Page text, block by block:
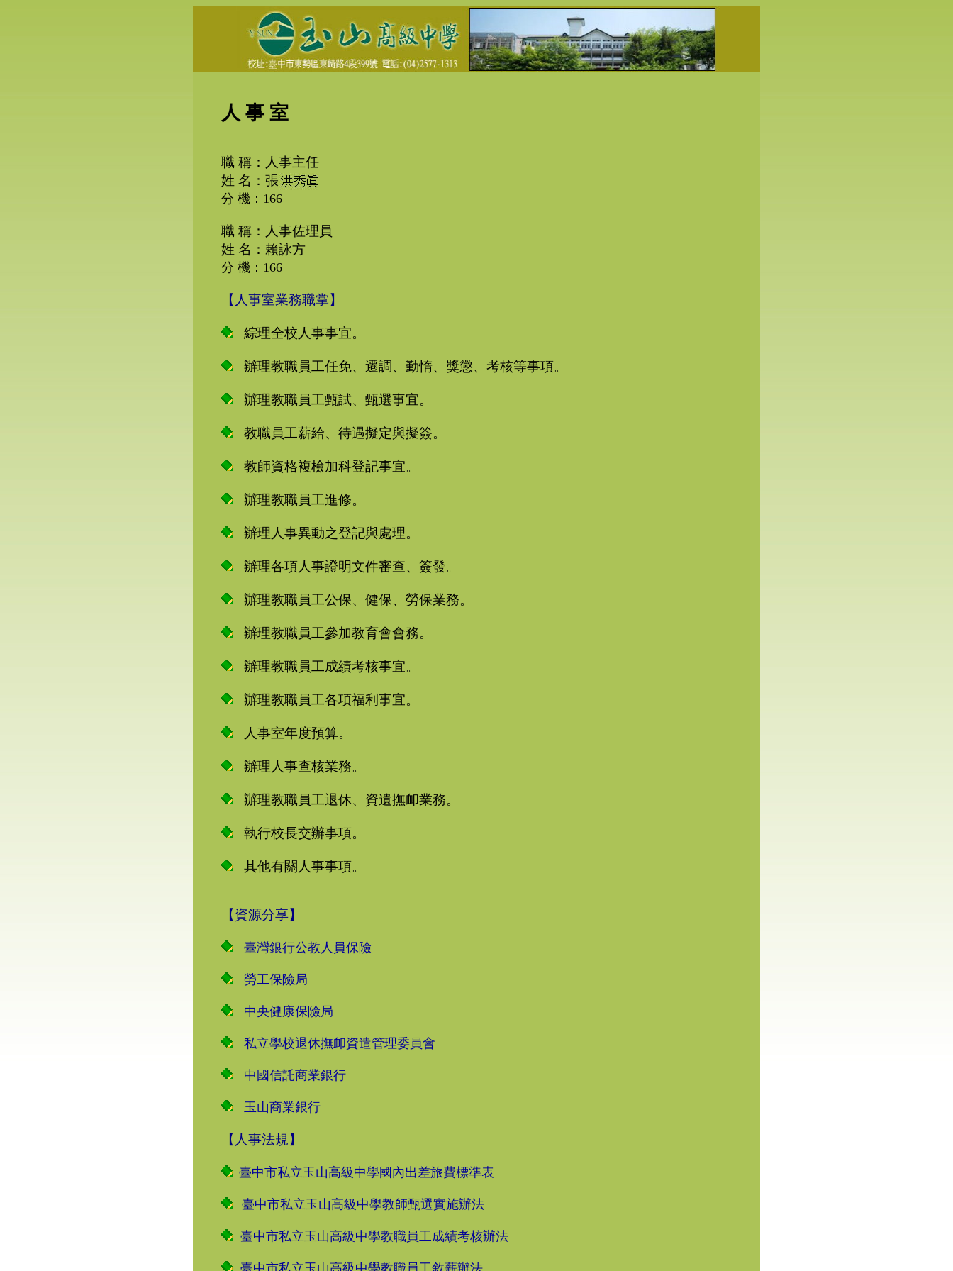
人 事 室
職 稱：人事主任
姓 名：張
分 機：166
職 稱：人事佐理員
姓 名：賴詠方
分 機：166
【人事室業務職掌】
綜理全校人事事宜。
辦理教職員工任免、遷調、勤惰、獎懲、考核等事項。
辦理教職員工甄試、甄選事宜。
教職員工薪給、待遇擬定與擬簽。
教師資格複檢加科登記事宜。
辦理教職員工進修。
辦理人事異動之登記與處理。
辦理各項人事證明文件審查、簽發。
辦理教職員工公保、健保、勞保業務。
辦理教職員工參加教育會會務。
辦理教職員工成績考核事宜。
辦理教職員工各項福利事宜。
人事室年度預算。
辦理人事查核業務。
辦理教職員工退休、資遺撫卹業務。
執行校長交辦事項。
其他有關人事事項。
【資源分享】
臺灣銀行公教人員保險
勞工保險局
中央健康保險局
私立學校退休撫卹資遣管理委員會
中國信託商業銀行
玉山商業銀行
【人事法規】
臺中市私立玉山高級中學國內出差旅費標準表
臺中市私立玉山高級中學教師甄選實施辦法
臺中市私立玉山高級中學教職員工成績考核辦法
臺中市私立玉山高級中學教職員工敘薪辦法